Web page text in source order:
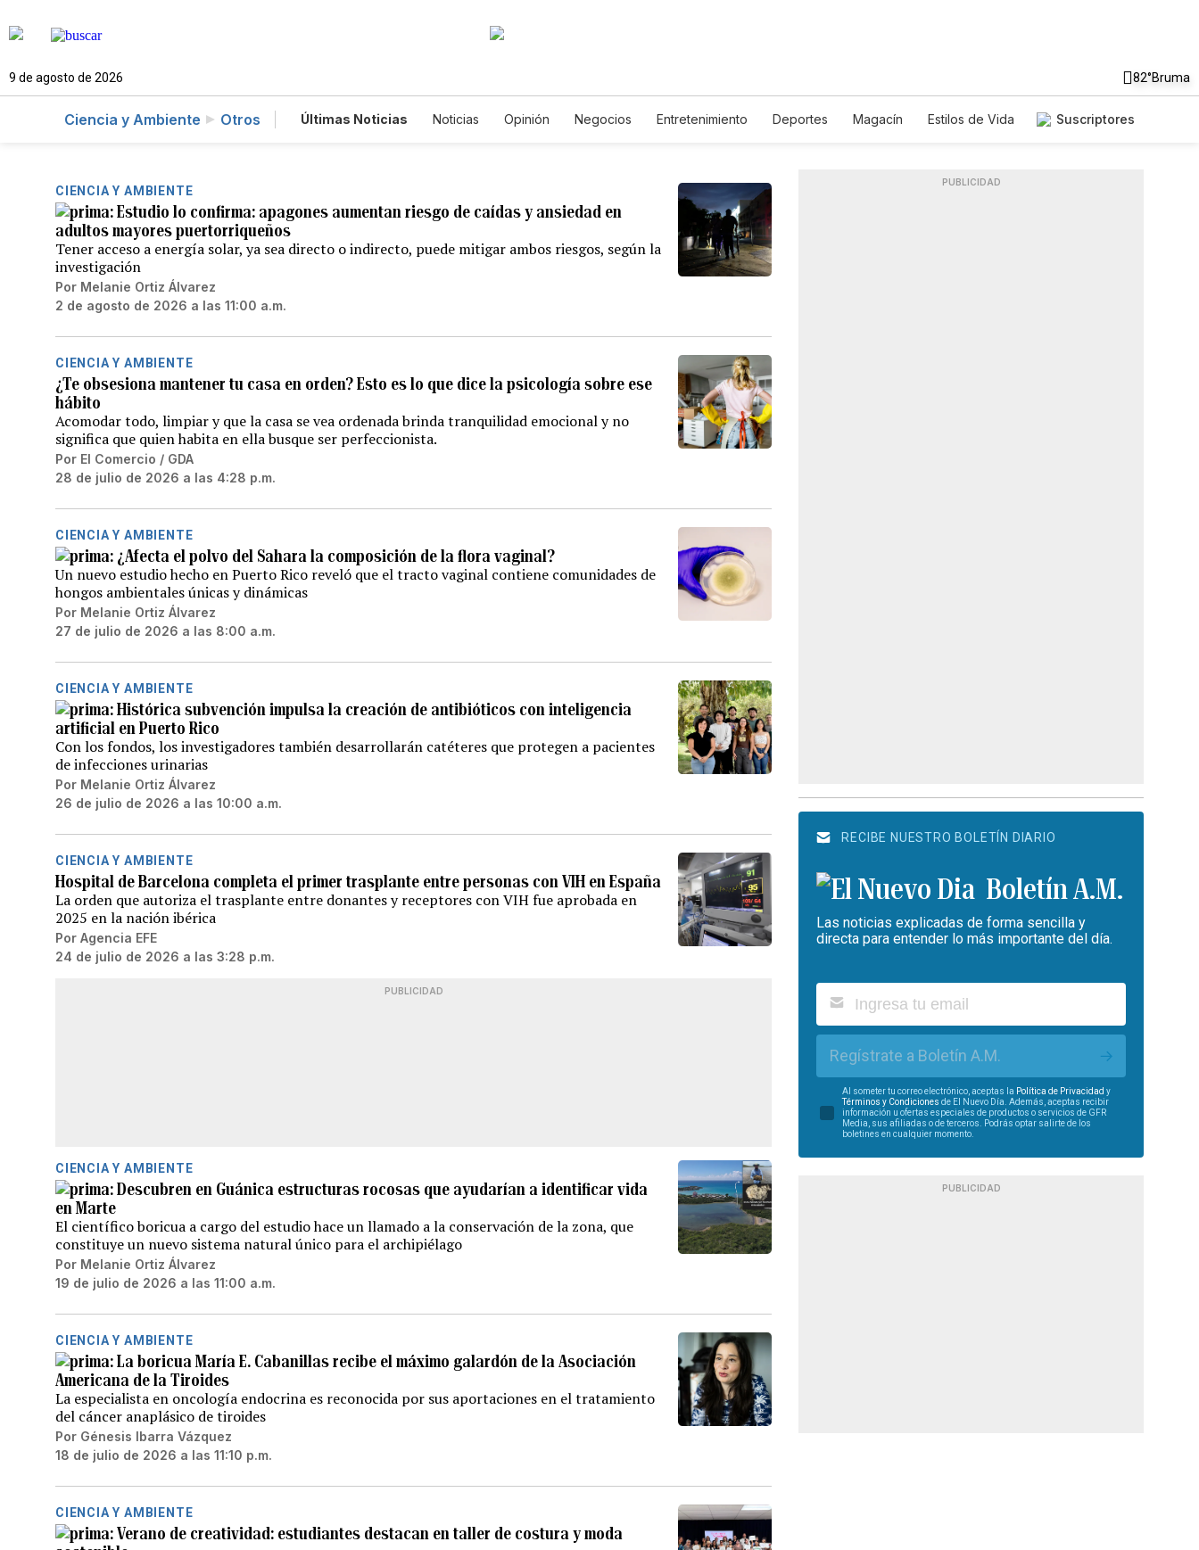
9 de agosto de 2026 82°Bruma
Ciencia y Ambiente Otros Últimas Noticias Noticias Opinión Negocios Entretenimiento Deportes Magacín
Estilos de Vida
Suscriptores
CIENCIA Y AMBIENTE
Estudio lo confirma: apagones aumentan riesgo de caídas y ansiedad en
adultos mayores puertorriqueños
Tener acceso a energía solar, ya sea directo o indirecto, puede mitigar ambos riesgos, según la
investigación
Por Melanie Ortiz Álvarez
2 de agosto de 2026 a las 11:00 a.m.
CIENCIA Y AMBIENTE
¿Te obsesiona mantener tu casa en orden? Esto es lo que dice la psicología sobre ese
hábito
Acomodar todo, limpiar y que la casa se vea ordenada brinda tranquilidad emocional y no
significa que quien habita en ella busque ser perfeccionista.
Por El Comercio / GDA
28 de julio de 2026 a las 4:28 p.m.
CIENCIA Y AMBIENTE
¿Afecta el polvo del Sahara la composición de la flora vaginal?
Un nuevo estudio hecho en Puerto Rico reveló que el tracto vaginal contiene comunidades de
hongos ambientales únicas y dinámicas
Por Melanie Ortiz Álvarez
27 de julio de 2026 a las 8:00 a.m.
CIENCIA Y AMBIENTE
Histórica subvención impulsa la creación de antibióticos con inteligencia
artificial en Puerto Rico
Con los fondos, los investigadores también desarrollarán catéteres que protegen a pacientes
de infecciones urinarias
Por Melanie Ortiz Álvarez
26 de julio de 2026 a las 10:00 a.m.
CIENCIA Y AMBIENTE
Hospital de Barcelona completa el primer trasplante entre personas con VIH en España
La orden que autoriza el trasplante entre donantes y receptores con VIH fue aprobada en
2025 en la nación ibérica
Por Agencia EFE
24 de julio de 2026 a las 3:28 p.m.
PUBLICIDAD
CIENCIA Y AMBIENTE
Descubren en Guánica estructuras rocosas que ayudarían a identificar vida
en Marte
El científico boricua a cargo del estudio hace un llamado a la conservación de la zona, que
constituye un nuevo sistema natural único para el archipiélago
Por Melanie Ortiz Álvarez
19 de julio de 2026 a las 11:00 a.m.
CIENCIA Y AMBIENTE
La boricua María E. Cabanillas recibe el máximo galardón de la Asociación
Americana de la Tiroides
La especialista en oncología endocrina es reconocida por sus aportaciones en el tratamiento
del cáncer anaplásico de tiroides
Por Génesis Ibarra Vázquez
18 de julio de 2026 a las 11:10 p.m.
CIENCIA Y AMBIENTE
Verano de creatividad: estudiantes destacan en taller de costura y moda
PUBLICIDAD
RECIBE NUESTRO BOLETÍN DIARIO
Boletín A.M.
Las noticias explicadas de forma sencilla y
directa para entender lo más importante del día.
Regístrate a Boletín A.M.
Al someter tu correo electrónico, aceptas la Política de Privacidad y
Términos y Condiciones de El Nuevo Día. Además, aceptas recibir
información u ofertas especiales de productos o servicios de GFR
Media, sus afiliadas o de terceros. Podrás optar salirte de los
boletines en cualquier momento.
PUBLICIDAD